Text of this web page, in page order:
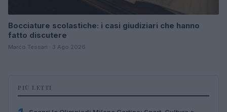
Bocciature scolastiche: i casi giudiziari che hanno
fatto discutere
Marco Tessari · 3 Ago 2026
PIÙ LETTI